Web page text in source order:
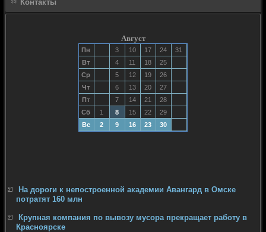
Контакты
Август
Пн 3 10 17 24
31
Вт
4 11 18
25
Ср
5 12 19
26
Чт
6 13 20
27
Пт
7 14 21
28
Сб
1 8 15 22
29
Вс
2 9 16 23 30
На дороги к непостроенной академии Авангард в Омске
потратят 160 млн
Крупная компания по вывозу мусора прекращает работу в
Красноярске